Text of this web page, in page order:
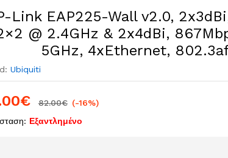
Link EAP225-Wall v2.0,
@ 2.4GHz & 2x4dBi,
5GHz, 4xEthernet,
Ubiquiti
€ 82.00€ (-16%)
Εξαντλημένο